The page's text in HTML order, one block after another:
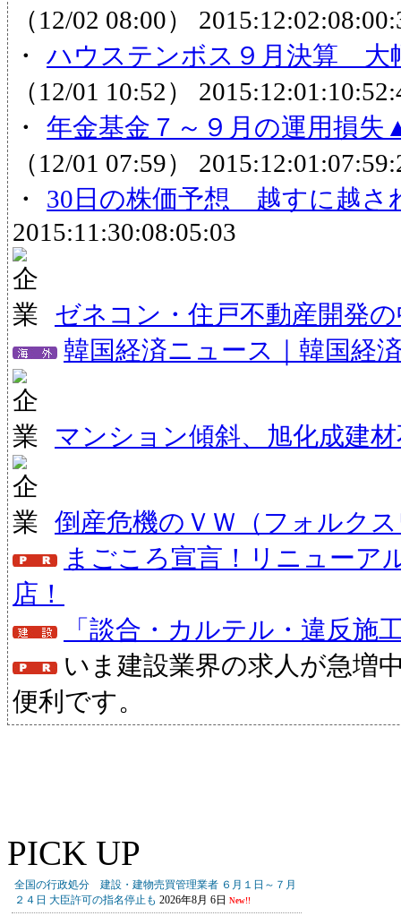
（12/02 08:00）
・ ハウステンボス９月決算 大
（12/01 10:52）
・ 年金基金７～９月の運用損
（12/01 07:59）
・ 30日の株価予想 越すに越
2015:11:30:08:05:03
ゼネコン・住戸不動産開発
韓国経済ニュース｜韓国経
マンション傾斜、旭化成建
倒産危機のＶＷ（フォルク
まごころ宣言！リニューア
店！
「談合・カルテル・違反施
いま建設業界の求人が急増
便利です。
PICK UP